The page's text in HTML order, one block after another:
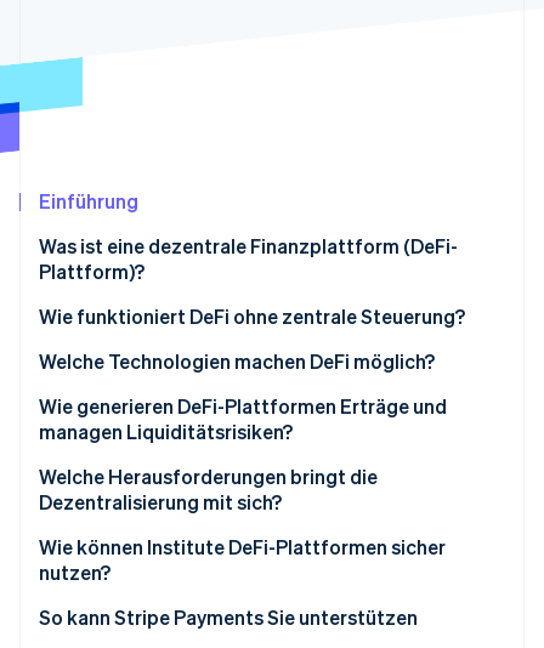
Start-up-Gründung
Climate
Stripe-Sessions 2026
Jetzt ansehen
Einführung
Was ist eine dezentrale Finanzplattform (DeFi-
Plattform)?
Wie funktioniert DeFi ohne zentrale Steuerung?
Welche Technologien machen DeFi möglich?
Intelligente Verträge („Smart Contracts“)
Oracles
Governance-Token
Wie generieren DeFi-Plattformen Erträge und
managen Liquiditätsrisiken?
Welche Herausforderungen bringt die
Dezentralisierung mit sich?
Wie können Institute DeFi-Plattformen sicher
nutzen?
Zugelassene oder Whitelist-Pools
So kann Stripe Payments Sie unterstützen